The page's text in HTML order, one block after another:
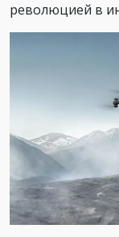
революцией в